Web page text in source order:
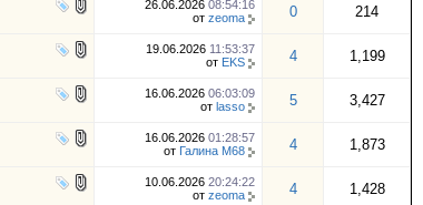
26.06.2026 08:54:16
от zeoma 0 214
19.06.2026 11:53:37
от EKS 4 1,199
16.06.2026 06:03:09
от lasso 5 3,427
16.06.2026 01:28:57
от Галина М68 4 1,873
10.06.2026 20:24:22
от zeoma 4 1,428